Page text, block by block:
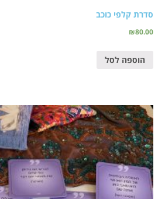
סדרת קלפי כוכב
₪80.00
הוספה לסל